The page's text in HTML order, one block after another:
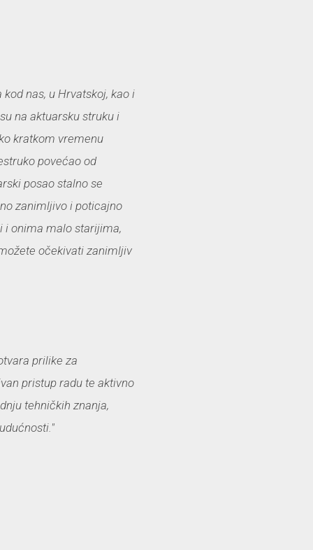
nas, u Hrvatskoj, kao i
na aktuarsku struku i
kratkom vremenu
povećao od
posao stalno se
zanimljivo i poticajno
i onima malo starijima,
očekivati zanimljiv
prilike za
pristup radu te aktivno
tehničkih znanja,